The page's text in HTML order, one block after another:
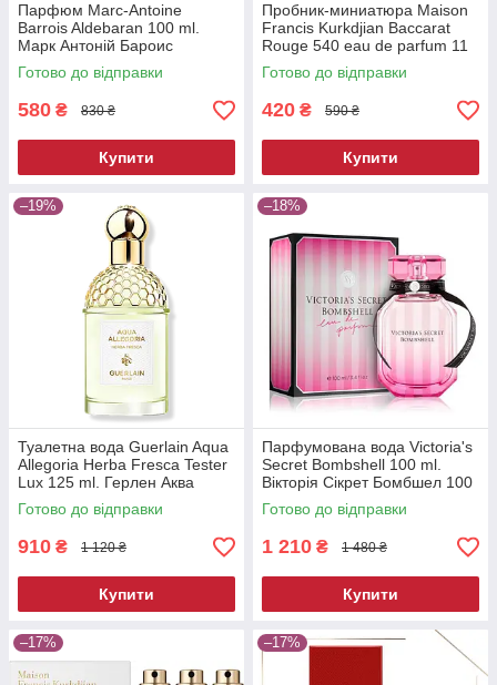
Парфюм Marc-Antoine
Barrois Aldebaran 100 ml.
Марк Антоній Бароис
Альдебаран 100 мл.
Готово до відправки
580 ₴ 830 ₴
Купити
Пробник-миниатюра Maison
Francis Kurkdjian Baccarat
Rouge 540 eau de parfum 11
ml.
Готово до відправки
420 ₴ 590 ₴
Купити
–19%
Туалетна вода Guerlain Aqua
Allegoria Herba Fresca Tester
Lux 125 ml. Герлен Аква
Алегорія Фреска 125 мл.
Готово до відправки
910 ₴ 1 120 ₴
Купити
–18%
Парфумована вода Victoria's
Secret Bombshell 100 ml.
Вікторія Сікрет Бомбшел 100
мл.
Готово до відправки
1 210 ₴ 1 480 ₴
Купити
–17% –17%